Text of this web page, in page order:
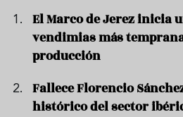
El Marco de Jerez inicia
vendimias más
producción
Fallece Florencio
histórico del sector